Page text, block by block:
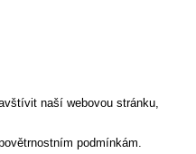
naší webovou stránku,
podmínkám.